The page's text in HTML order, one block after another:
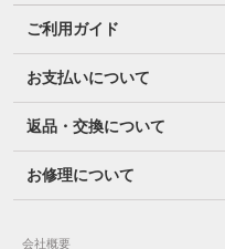
ご利用ガイド
お支払いについて
返品・交換について
お修理について
会社概要